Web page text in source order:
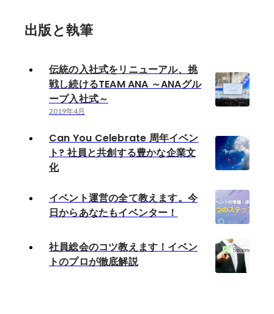
出版と執筆
伝統の入社式をリニューアル、挑
戦し続けるTEAM ANA ～ANAグル
ープ入社式～
2019年4月
Can You Celebrate 周年イベン
ト? 社員と共創する豊かな企業文
化
イベント運営の全て教えます。今
日からあなたもイベンター！
社員総会のコツ教えます！イベン
トのプロが徹底解説